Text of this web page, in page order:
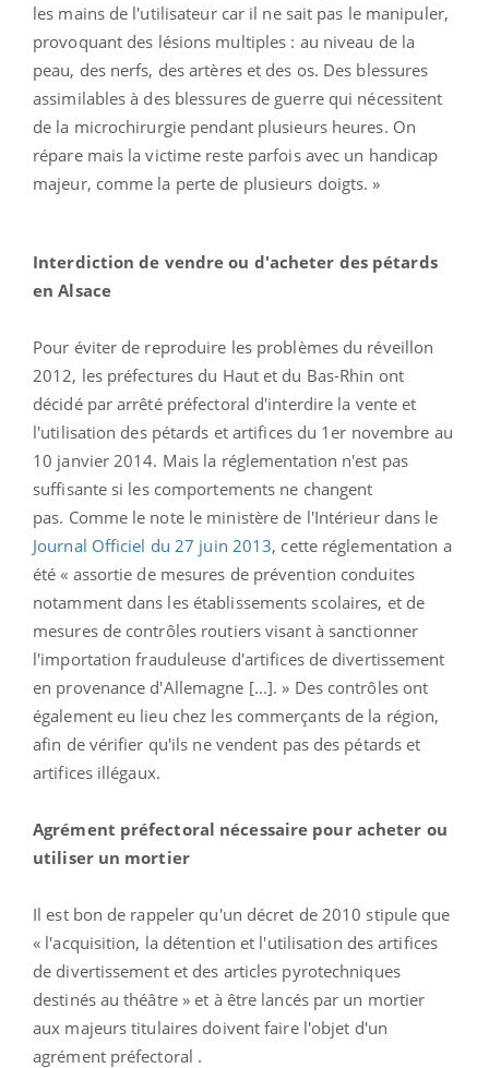
les mains de l'utilisateur car il ne sait pas le manipuler,
provoquant des lésions multiples : au niveau de la
peau, des nerfs, des artères et des os. Des blessures
assimilables à des blessures de guerre qui nécessitent
de la microchirurgie pendant plusieurs heures. On
répare mais la victime reste parfois avec un handicap
majeur, comme la perte de plusieurs doigts. »
Interdiction de vendre ou d'acheter des pétards
en Alsace
Pour éviter de reproduire les problèmes du réveillon
2012, les préfectures du Haut et du Bas-Rhin ont
décidé par arrêté préfectoral d'interdire la vente et
l'utilisation des pétards et artifices du 1er novembre au
10 janvier 2014. Mais la réglementation n'est pas
suffisante si les comportements ne changent
pas. Comme le note le ministère de l'Intérieur dans le
Journal Officiel du 27 juin 2013, cette réglementation a
été « assortie de mesures de prévention conduites
notamment dans les établissements scolaires, et de
mesures de contrôles routiers visant à sanctionner
l'importation frauduleuse d'artifices de divertissement
en provenance d'Allemagne [...]. » Des contrôles ont
également eu lieu chez les commerçants de la région,
afin de vérifier qu'ils ne vendent pas des pétards et
artifices illégaux.
Agrément préfectoral nécessaire pour acheter ou
utiliser un mortier
Il est bon de rappeler qu'un décret de 2010 stipule que
« l'acquisition, la détention et l'utilisation des artifices
de divertissement et des articles pyrotechniques
destinés au théâtre » et à être lancés par un mortier
aux majeurs titulaires doivent faire l'objet d'un
agrément préfectoral .